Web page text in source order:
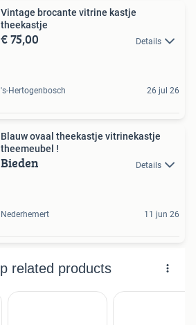
Vintage brocante vitrine kastje
theekastje
€ 75,00 Details
's-Hertogenbosch 26 jul 26
Blauw ovaal theekastje vitrinekastje
theemeubel !
Bieden Details
Nederhemert 11 jun 26